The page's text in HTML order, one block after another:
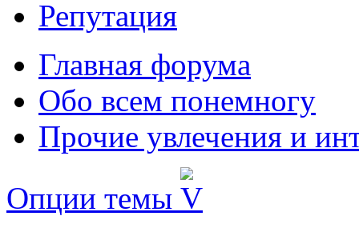
Репутация
Главная форума
Обо всем понемногу
Прочие увлечения и
Опции темы